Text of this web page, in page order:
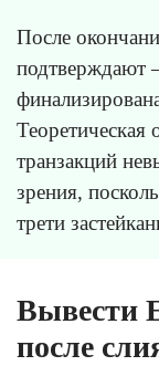
После
подтверждают
Теоретическая
транзакций
зрения,
трети
Вывести
после